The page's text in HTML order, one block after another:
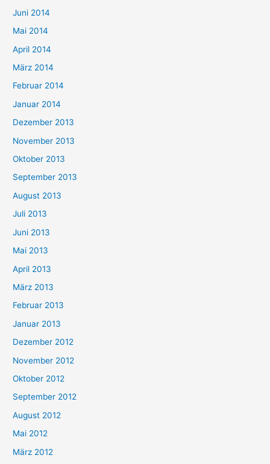
Juni 2014
Mai 2014
April 2014
März 2014
Februar 2014
Januar 2014
Dezember 2013
November 2013
Oktober 2013
September 2013
August 2013
Juli 2013
Juni 2013
Mai 2013
April 2013
März 2013
Februar 2013
Januar 2013
Dezember 2012
November 2012
Oktober 2012
September 2012
August 2012
Mai 2012
März 2012